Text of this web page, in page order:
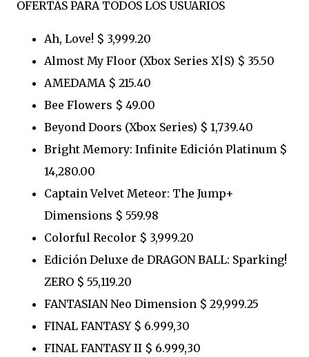
OFERTAS PARA TODOS LOS USUARIOS
Ah, Love! $ 3,999.20
Almost My Floor (Xbox Series X|S) $ 35.50
AMEDAMA $ 215.40
Bee Flowers $ 49.00
Beyond Doors (Xbox Series) $ 1,739.40
Bright Memory: Infinite Edición Platinum $
14,280.00
Captain Velvet Meteor: The Jump+
Dimensions $ 559.98
Colorful Recolor $ 3,999.20
Edición Deluxe de DRAGON BALL: Sparking!
ZERO $ 55,119.20
FANTASIAN Neo Dimension $ 29,999.25
FINAL FANTASY $ 6.999,30
FINAL FANTASY II $ 6.999,30